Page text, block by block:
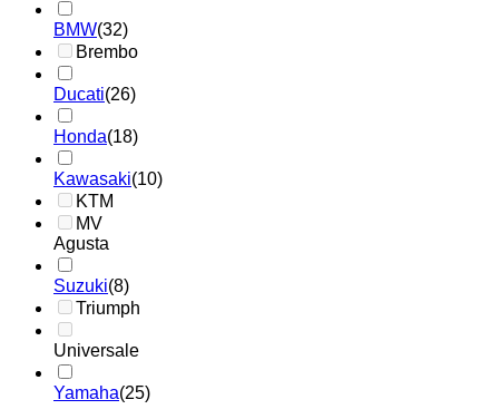
BMW(32)
Brembo
Ducati(26)
Honda(18)
Kawasaki(10)
KTM
MV
Agusta
Suzuki(8)
Triumph
Universale
Yamaha(25)